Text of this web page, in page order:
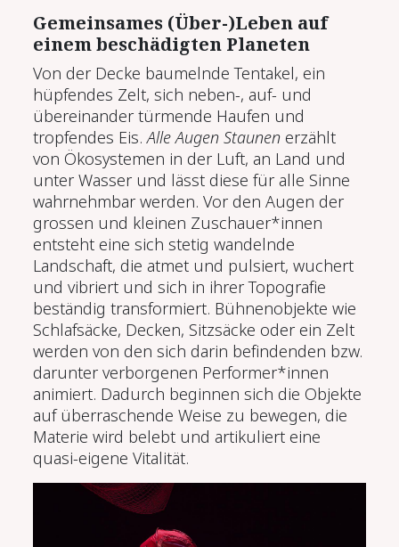
Gemeinsames (Über-)Leben auf
einem beschädigten Planeten
Von der Decke baumelnde Tentakel, ein
hüpfendes Zelt, sich neben-, auf- und
übereinander türmende Haufen und
tropfendes Eis.Alle Augen Staunen erzählt
von Ökosystemen in der Luft, an Land und
unter Wasser und lässt diese für alle Sinne
wahrnehmbar werden. Vor den Augen der
grossen und kleinen Zuschauer*innen
entsteht eine sich stetig wandelnde
Landschaft, die atmet und pulsiert, wuchert
und vibriert und sich in ihrer Topografie
beständig transformiert. Bühnenobjekte wie
Schlafsäcke, Decken, Sitzsäcke oder ein Zelt
werden von den sich darin befindenden bzw.
darunter verborgenen Performer*innen
animiert. Dadurch beginnen sich die Objekte
auf überraschende Weise zu bewegen, die
Materie wird belebt und artikuliert eine
quasi-eigene Vitalität.